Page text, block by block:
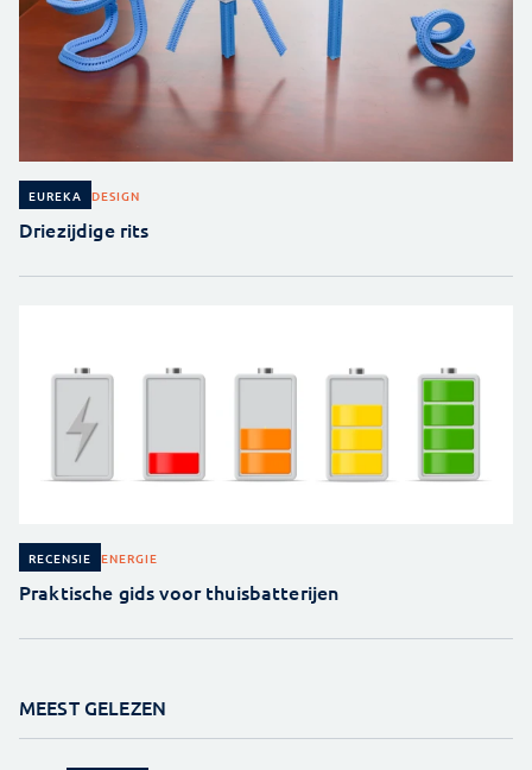
EUREKA DESIGN
Driezijdige rits
RECENSIE ENERGIE
Praktische gids voor thuisbatterijen
MEEST GELEZEN